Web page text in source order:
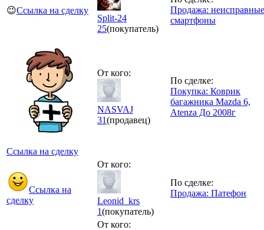
😉Ссылка на сделку
Split-24
25(покупатель)
Продажа: неисправные
смартфоны
Ссылка на сделку
От кого:
NASVAJ
31(продавец)
По сделке:
Покупка: Коврик
багажника Mazda 6,
Atenza До 2008г
Ссылка на
сделку
От кого:
Leonid_krs
1(покупатель)
По сделке:
Продажа: Патефон
От кого: